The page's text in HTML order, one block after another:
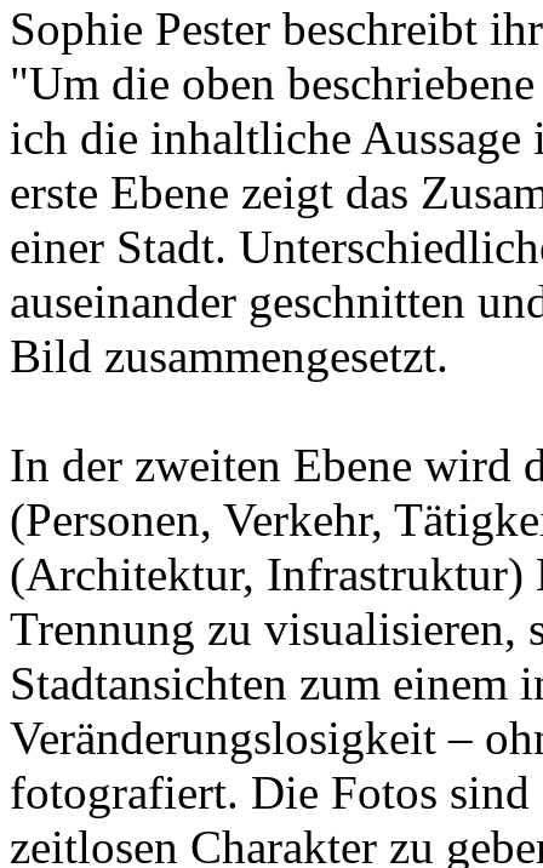
Sophie Pester beschreibt
"Um die oben
ich die inhaltliche Aussage
erste Ebene zeigt das
einer Stadt.
auseinander geschnitten
Bild zusammengesetzt.
In der zweiten Ebene wird
(Personen, Verkehr,
(Architektur, Infrastruktur)
Trennung zu visualisieren,
Stadtansichten zum einem
Veränderungslosigkeit –
fotografiert. Die Fotos
zeitlosen Charakter zu